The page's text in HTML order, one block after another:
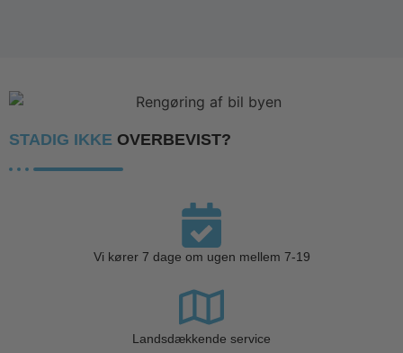
STADIG IKKE OVERBEVIST?
Vi kører 7 dage om ugen mellem 7-19
Landsdækkende service